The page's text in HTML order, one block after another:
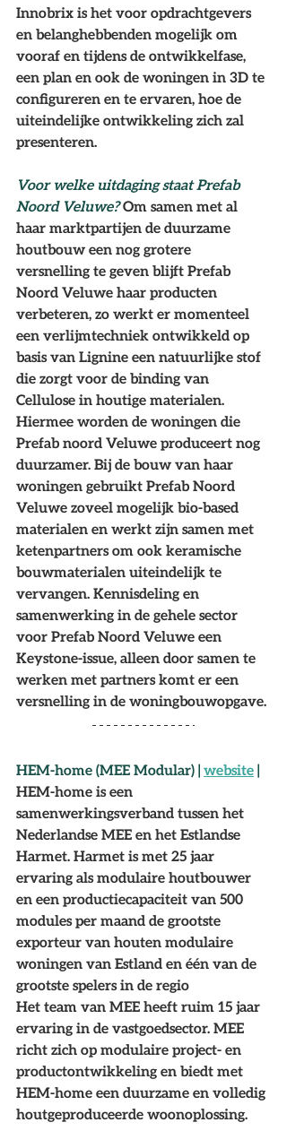
Innobrix is het voor opdrachtgevers
en belanghebbenden mogelijk om
vooraf en tijdens de ontwikkelfase,
een plan en ook de woningen in 3D te
configureren en te ervaren, hoe de
uiteindelijke ontwikkeling zich zal
presenteren.
Voor welke uitdaging staat Prefab
Noord Veluwe? Om samen met al
haar marktpartijen de duurzame
houtbouw een nog grotere
versnelling te geven blijft Prefab
Noord Veluwe haar producten
verbeteren, zo werkt er momenteel
een verlijmtechniek ontwikkeld op
basis van Lignine een natuurlijke stof
die zorgt voor de binding van
Cellulose in houtige materialen.
Hiermee worden de woningen die
Prefab noord Veluwe produceert nog
duurzamer. Bij de bouw van haar
woningen gebruikt Prefab Noord
Veluwe zoveel mogelijk bio-based
materialen en werkt zijn samen met
ketenpartners om ook keramische
bouwmaterialen uiteindelijk te
vervangen. Kennisdeling en
samenwerking in de gehele sector
voor Prefab Noord Veluwe een
Keystone-issue, alleen door samen te
werken met partners komt er een
versnelling in de woningbouwopgave.
HEM-home (MEE Modular) | website |
HEM-home is een
samenwerkingsverband tussen het
Nederlandse MEE en het Estlandse
Harmet. Harmet is met 25 jaar
ervaring als modulaire houtbouwer
en een productiecapaciteit van 500
modules per maand de grootste
exporteur van houten modulaire
woningen van Estland en één van de
grootste spelers in de regio
Het team van MEE heeft ruim 15 jaar
ervaring in de vastgoedsector. MEE
richt zich op modulaire project- en
productontwikkeling en biedt met
HEM-home een duurzame en volledig
houtgeproduceerde woonoplossing.